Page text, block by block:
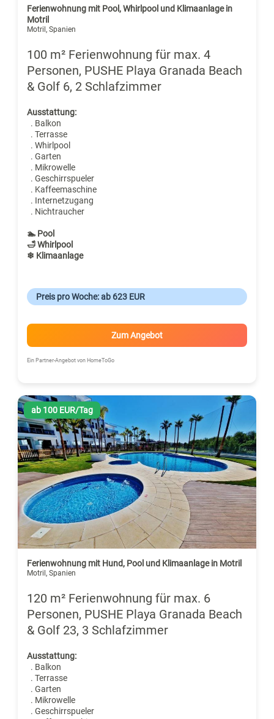
Ferienwohnung mit Pool, Whirlpool und Klimaanlage in
Motril
Motril, Spanien
100 m² Ferienwohnung für max. 4
Personen, PUSHE Playa Granada Beach
& Golf 6, 2 Schlafzimmer
Ausstattung:
. Balkon
. Terrasse
. Whirlpool
. Garten
. Mikrowelle
. Geschirrspueler
. Kaffeemaschine
. Internetzugang
. Nichtraucher
🏊 Pool
🛁 Whirlpool
❄ Klimaanlage
Preis pro Woche: ab 623 EUR
Zum Angebot
Ein Partner-Angebot von HomeToGo
ab 100 EUR/Tag
Ferienwohnung mit Hund, Pool und Klimaanlage in Motril
Motril, Spanien
120 m² Ferienwohnung für max. 6
Personen, PUSHE Playa Granada Beach
& Golf 23, 3 Schlafzimmer
Ausstattung:
. Balkon
. Terrasse
. Garten
. Mikrowelle
. Geschirrspueler